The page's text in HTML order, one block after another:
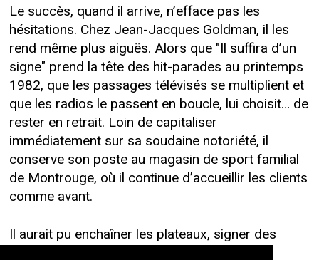
Le succès, quand il arrive, n’efface pas les
hésitations. Chez Jean-Jacques Goldman, il les
rend même plus aiguës. Alors que "Il suffira d’un
signe" prend la tête des hit-parades au printemps
1982, que les passages télévisés se multiplient et
que les radios le passent en boucle, lui choisit… de
rester en retrait. Loin de capitaliser
immédiatement sur sa soudaine notoriété, il
conserve son poste au magasin de sport familial
de Montrouge, où il continue d’accueillir les clients
comme avant.
Il aurait pu enchaîner les plateaux, signer des